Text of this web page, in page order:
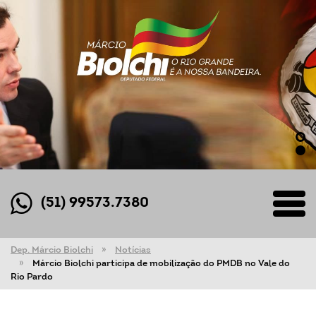
(51) 99573.7380
Dep. Márcio Biolchi
Notícias
Márcio Biolchi participa de mobilização do PMDB no Vale do
Rio Pardo